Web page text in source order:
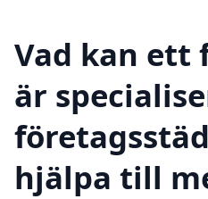
Vad kan ett
är
hjälpa till